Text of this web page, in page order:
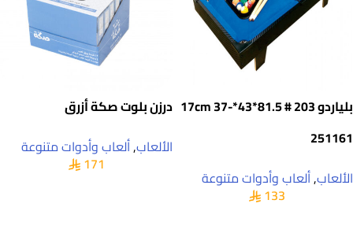
بلياردو 203 # 81.5*43*17cm 37-
251161
الألعاب,ألعاب وأدوات متنوعة
133
درزن بلوت صكة أزرق
الألعاب,ألعاب وأدوات متنوعة
171